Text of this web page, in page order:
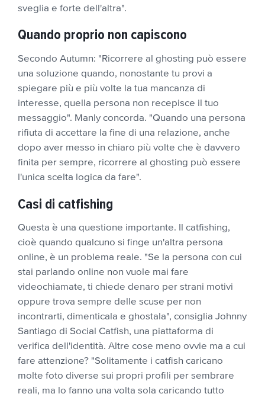
sveglia e forte dell'altra".
Quando proprio non capiscono
Secondo Autumn: "Ricorrere al ghosting può essere
una soluzione quando, nonostante tu provi a
spiegare più e più volte la tua mancanza di
interesse, quella persona non recepisce il tuo
messaggio". Manly concorda. "Quando una persona
rifiuta di accettare la fine di una relazione, anche
dopo aver messo in chiaro più volte che è davvero
finita per sempre, ricorrere al ghosting può essere
l'unica scelta logica da fare".
Casi di catfishing
Questa è una questione importante. Il catfishing,
cioè quando qualcuno si finge un'altra persona
online, è un problema reale. "Se la persona con cui
stai parlando online non vuole mai fare
videochiamate, ti chiede denaro per strani motivi
oppure trova sempre delle scuse per non
incontrarti, dimenticala e ghostala", consiglia Johnny
Santiago di Social Catfish, una piattaforma di
verifica dell'identità. Altre cose meno ovvie ma a cui
fare attenzione? "Solitamente i catfish caricano
molte foto diverse sui propri profili per sembrare
reali, ma lo fanno una volta sola caricando tutto